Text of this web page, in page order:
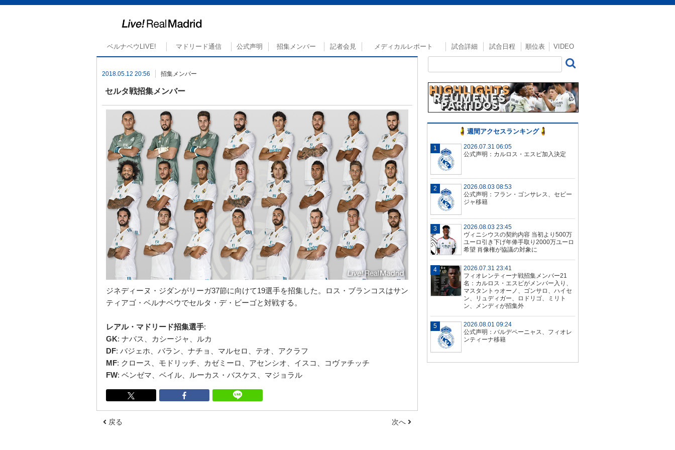
ベルナベウLIVE! マドリード通信 公式声明 招集メンバー 記者会見 メディカルレポート 試合詳細 試合日程 順位表 VIDEO
2018.05.12 20:56 招集メンバー
セルタ戦招集メンバー
ジネディーヌ・ ジダンがリーガ37節に向けて19選手を招集した。ロス・ブランコスはサン
ティアゴ・ベルナベウでセルタ・デ・ビーゴと対戦する。
レアル・マドリード招集選手:
GK: ナバス、カシージャ、ルカ
DF: バジェホ、バラン、ナチョ、マルセロ、テオ、アクラフ
MF: クロース、モドリッチ、カゼミーロ、アセンシオ、イスコ、コヴァチッチ
FW: ベンゼマ、ベイル、ルーカス・バスケス、マジョラル
戻る 次へ
週間アクセスランキング
2026.07.31 06:05
公式声明：カルロス・エスピ加入決定
2026.08.03 08:53
公式声明：フラン・ゴンサレス、セビー
ジャ移籍
2026.08.03 23:45
ヴィニシウスの契約内容 当初より500万
ユーロ引き下げ年俸手取り2000万ユーロ
希望 肖像権が協議の対象に
2026.07.31 23:41
フィオレンティーナ戦招集メンバー21
名：カルロス・エスピがメンバー入り、
マスタントゥオーノ、ゴンサロ、ハイセ
ン、リュディガー、ロドリゴ、ミリト
ン、メンディが招集外
2026.08.01 09:24
公式声明：バルデペーニャス、フィオレ
ンティーナ移籍